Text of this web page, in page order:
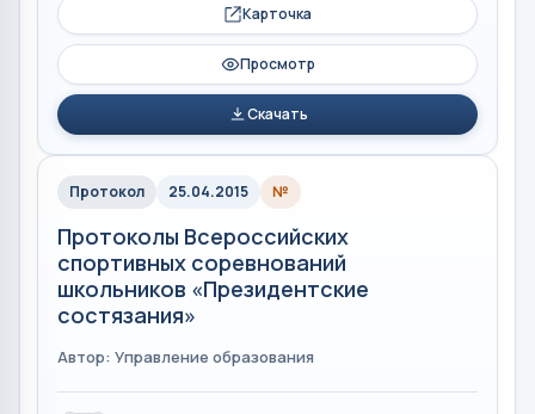
Карточка
Просмотр
Скачать
Протокол 25.04.2015 №
Протоколы Всероссийских
спортивных соревнований
школьников «Президентские
состязания»
Автор: Управление образования